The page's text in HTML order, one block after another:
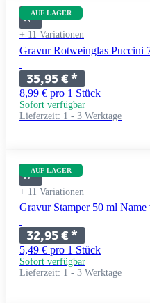
AUF LAGER
+ 11 Variationen
Gravur Rotweinglas Puccini
35,95 €*
8,99 € pro 1 Stück
Sofort verfügbar
Lieferzeit: 1 - 3 Werktage
AUF LAGER
+ 11 Variationen
Gravur Stamper 50 ml
32,95 €*
5,49 € pro 1 Stück
Sofort verfügbar
Lieferzeit: 1 - 3 Werktage